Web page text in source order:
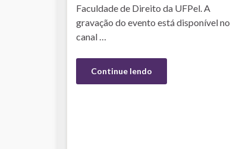
Faculdade de Direito da UFPel. A
gravação do evento está disponível no
canal …
Continue lendo